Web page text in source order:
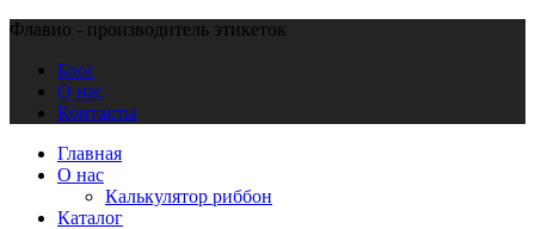
Флавио - производитель этикеток
Блог
О нас
Контакты
Главная
О нас
Калькулятор риббон
Каталог